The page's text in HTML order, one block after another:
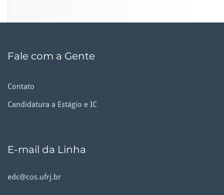
Fale com a Gente
Contato
Candidatura a Estágio e IC
E-mail da Linha
edc@cos.ufrj.br